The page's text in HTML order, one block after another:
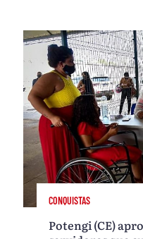
CONQUISTAS
Potengi (CE)